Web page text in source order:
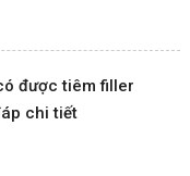
được tiêm filler
chi tiết